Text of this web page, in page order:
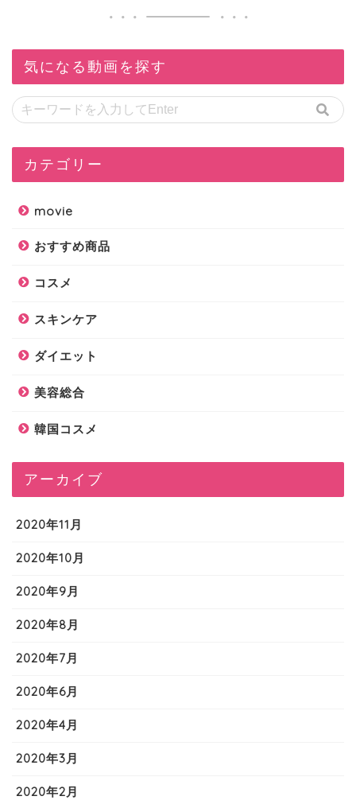
気になる動画を探す
カテゴリー
movie
おすすめ商品
コスメ
スキンケア
ダイエット
美容総合
韓国コスメ
アーカイブ
2020年11月
2020年10月
2020年9月
2020年8月
2020年7月
2020年6月
2020年4月
2020年3月
2020年2月